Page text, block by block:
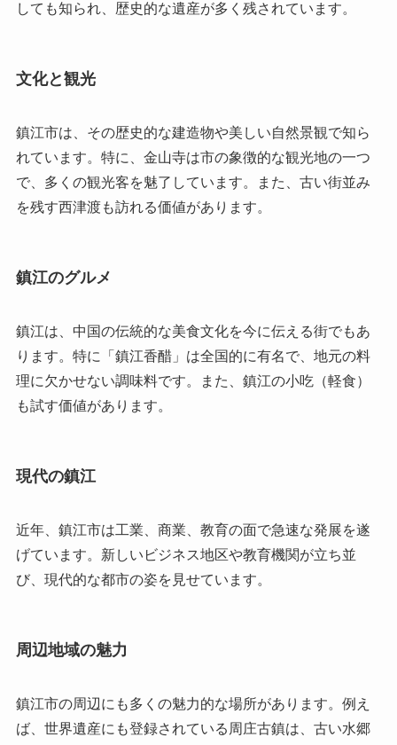
しても知られ、歴史的な遺産が多く残されています。
文化と観光
鎮江市は、その歴史的な建造物や美しい自然景観で知ら
れています。特に、金山寺は市の象徴的な観光地の一つ
で、多くの観光客を魅了しています。また、古い街並み
を残す西津渡も訪れる価値があります。
鎮江のグルメ
鎮江は、中国の伝統的な美食文化を今に伝える街でもあ
ります。特に「鎮江香醋」は全国的に有名で、地元の料
理に欠かせない調味料です。また、鎮江の小吃（軽食）
も試す価値があります。
現代の鎮江
近年、鎮江市は工業、商業、教育の面で急速な発展を遂
げています。新しいビジネス地区や教育機関が立ち並
び、現代的な都市の姿を見せています。
周辺地域の魅力
鎮江市の周辺にも多くの魅力的な場所があります。例え
ば、世界遺産にも登録されている周庄古鎮は、古い水郷